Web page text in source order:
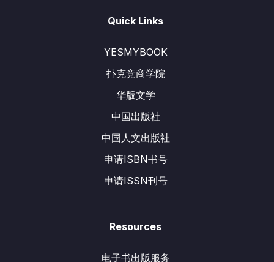
Quick Links
YESMYBOOK
扑克竞商学院
华版文学
中国出版社
中国人文出版社
申请ISBN书号
申请ISSN刊号
Resources
电子书出版服务